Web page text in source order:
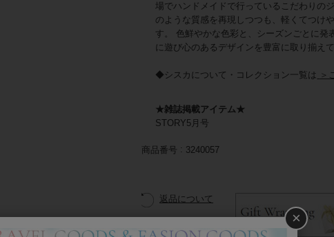
場でハンドメイドで行っているこだわりの
のような質感を再現しつつも、軽くてつけ
す。 色鮮やかな色彩と、シーズンごとに発
に遊び心のあるデザインを豊富に取り揃えて
◆シスカについて・コレクション一覧は ＞
★雑誌掲載アイテム★
STORY5月号
商品番号 3240057
返品について
×